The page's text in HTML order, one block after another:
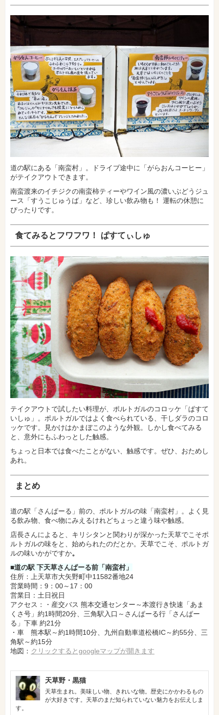
道の駅にある「南蛮村」。ドライブ途中に「がらおんコーヒー」
がテイクアウトできます。
南蛮渡来のイチジクの南蛮柿ティーやワイン風の濃いぶどうジュ
ース「すうこじゅうば」など、珍しい飲み物も！ 運転の休憩に
ぴったりです。
食てみるとフワフワ！ ぱすてぃしゅ
テイクアウトで試したい料理が、ポルトガルのコロッケ「ぱすて
いしゅ」。ポルトガルではよく食べられている、干しダラのコロ
ッケです。見かけはかまぼこのような外観。しかし食べてみる
と、意外にもふわっとした触感。
ちょっと日本では食べたことがない、触感です。ぜひ、おためし
あれ。
ま とめ
道の駅「さんぱーる」前の、ポルトガルの味「南蛮村」。よく見
る飲み物、食べ物にみえるけれどちょっと違う味や触感。
店長さんによると、キリシタンと関わりが深かった天草でこそポ
ルトガルの味をと、始められたのだとか。天草でこそ、ポルトガ
ルの味いかがですか。
■道の駅 下天草さんぱーる前「南蛮村」
住所：上天草市大矢野町中11582番地24
営業時間：9：00～17：00
営業日：土日祝日
アクセス：・産交バス 熊本交通センター～本渡行き快速「あま
くさ号」約1時間20分、三角駅入口～さんぱーる行「さんぱー
る」下車 約21分
・車 熊本駅～約1時間10分、九州自動車道松橋IC～約55分、三
角駅～約15分
地図： クリックするとgoogleマップが開きます
天草野・黒猫
天草生まれ。美味しい物、きれいな物。歴史にかかわるもの
が大好きです。天草のまだ知られていない魅力をお伝えしま
す。